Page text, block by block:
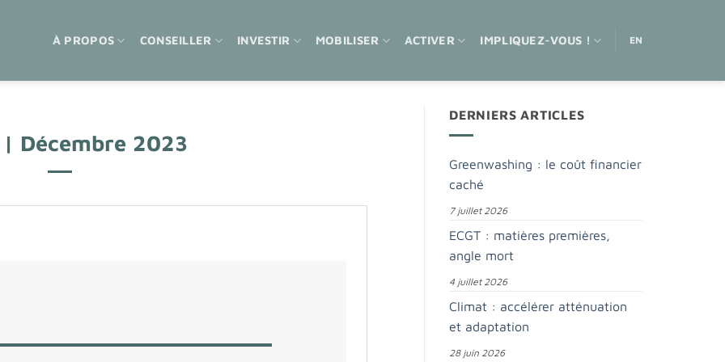
À PROPOS CONSEILLER INVESTIR MOBILISER ACTIVER IMPLIQUEZ-VOUS ! EN
| Décembre 2023
DERNIERS ARTICLES
Greenwashing : le coût financier
caché
7 juillet 2026
ECGT : matières premières,
angle mort
4 juillet 2026
Climat : accélérer atténuation
et adaptation
28 juin 2026